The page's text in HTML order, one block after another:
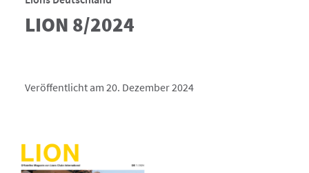
LION 8/2024
Veröffentlicht am 20. Dezember 2024